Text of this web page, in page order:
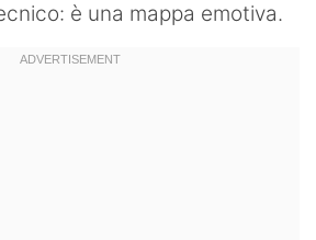
è una mappa emotiva.